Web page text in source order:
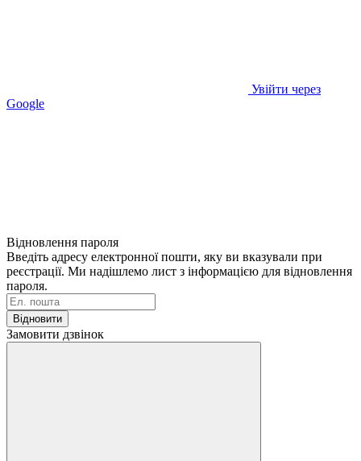
Увійти через
Google
Відновлення пароля
Введіть адресу електронної пошти, яку ви вказували при
реєстрації. Ми надішлемо лист з інформацією для відновлення
пароля.
Відновити
Замовити дзвінок